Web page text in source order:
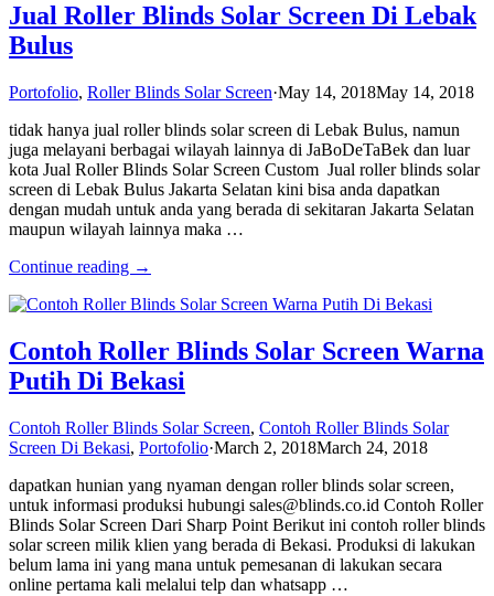
Jual Roller Blinds Solar Screen Di Lebak
Bulus
Portofolio, Roller Blinds Solar Screen·May 14, 2018May 14, 2018
tidak hanya jual roller blinds solar screen di Lebak Bulus, namun
juga melayani berbagai wilayah lainnya di JaBoDeTaBek dan luar
kota Jual Roller Blinds Solar Screen Custom Jual roller blinds solar
screen di Lebak Bulus Jakarta Selatan kini bisa anda dapatkan
dengan mudah untuk anda yang berada di sekitaran Jakarta Selatan
maupun wilayah lainnya maka …
Continue reading →
Contoh Roller Blinds Solar Screen Warna
Putih Di Bekasi
Contoh Roller Blinds Solar Screen, Contoh Roller Blinds Solar
Screen Di Bekasi, Portofolio·March 2, 2018March 24, 2018
dapatkan hunian yang nyaman dengan roller blinds solar screen,
untuk informasi produksi hubungi sales@blinds.co.id Contoh Roller
Blinds Solar Screen Dari Sharp Point Berikut ini contoh roller blinds
solar screen milik klien yang berada di Bekasi. Produksi di lakukan
belum lama ini yang mana untuk pemesanan di lakukan secara
online pertama kali melalui telp dan whatsapp …